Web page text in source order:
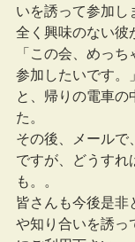
いを誘って参加し
全く興味のない彼
「この会、めっ
参加したいです。」
と、帰りの電車の
た。
その後、メールで
ですが、どうすれ
も。。
皆さんも今後是非
や知り合いを誘っ